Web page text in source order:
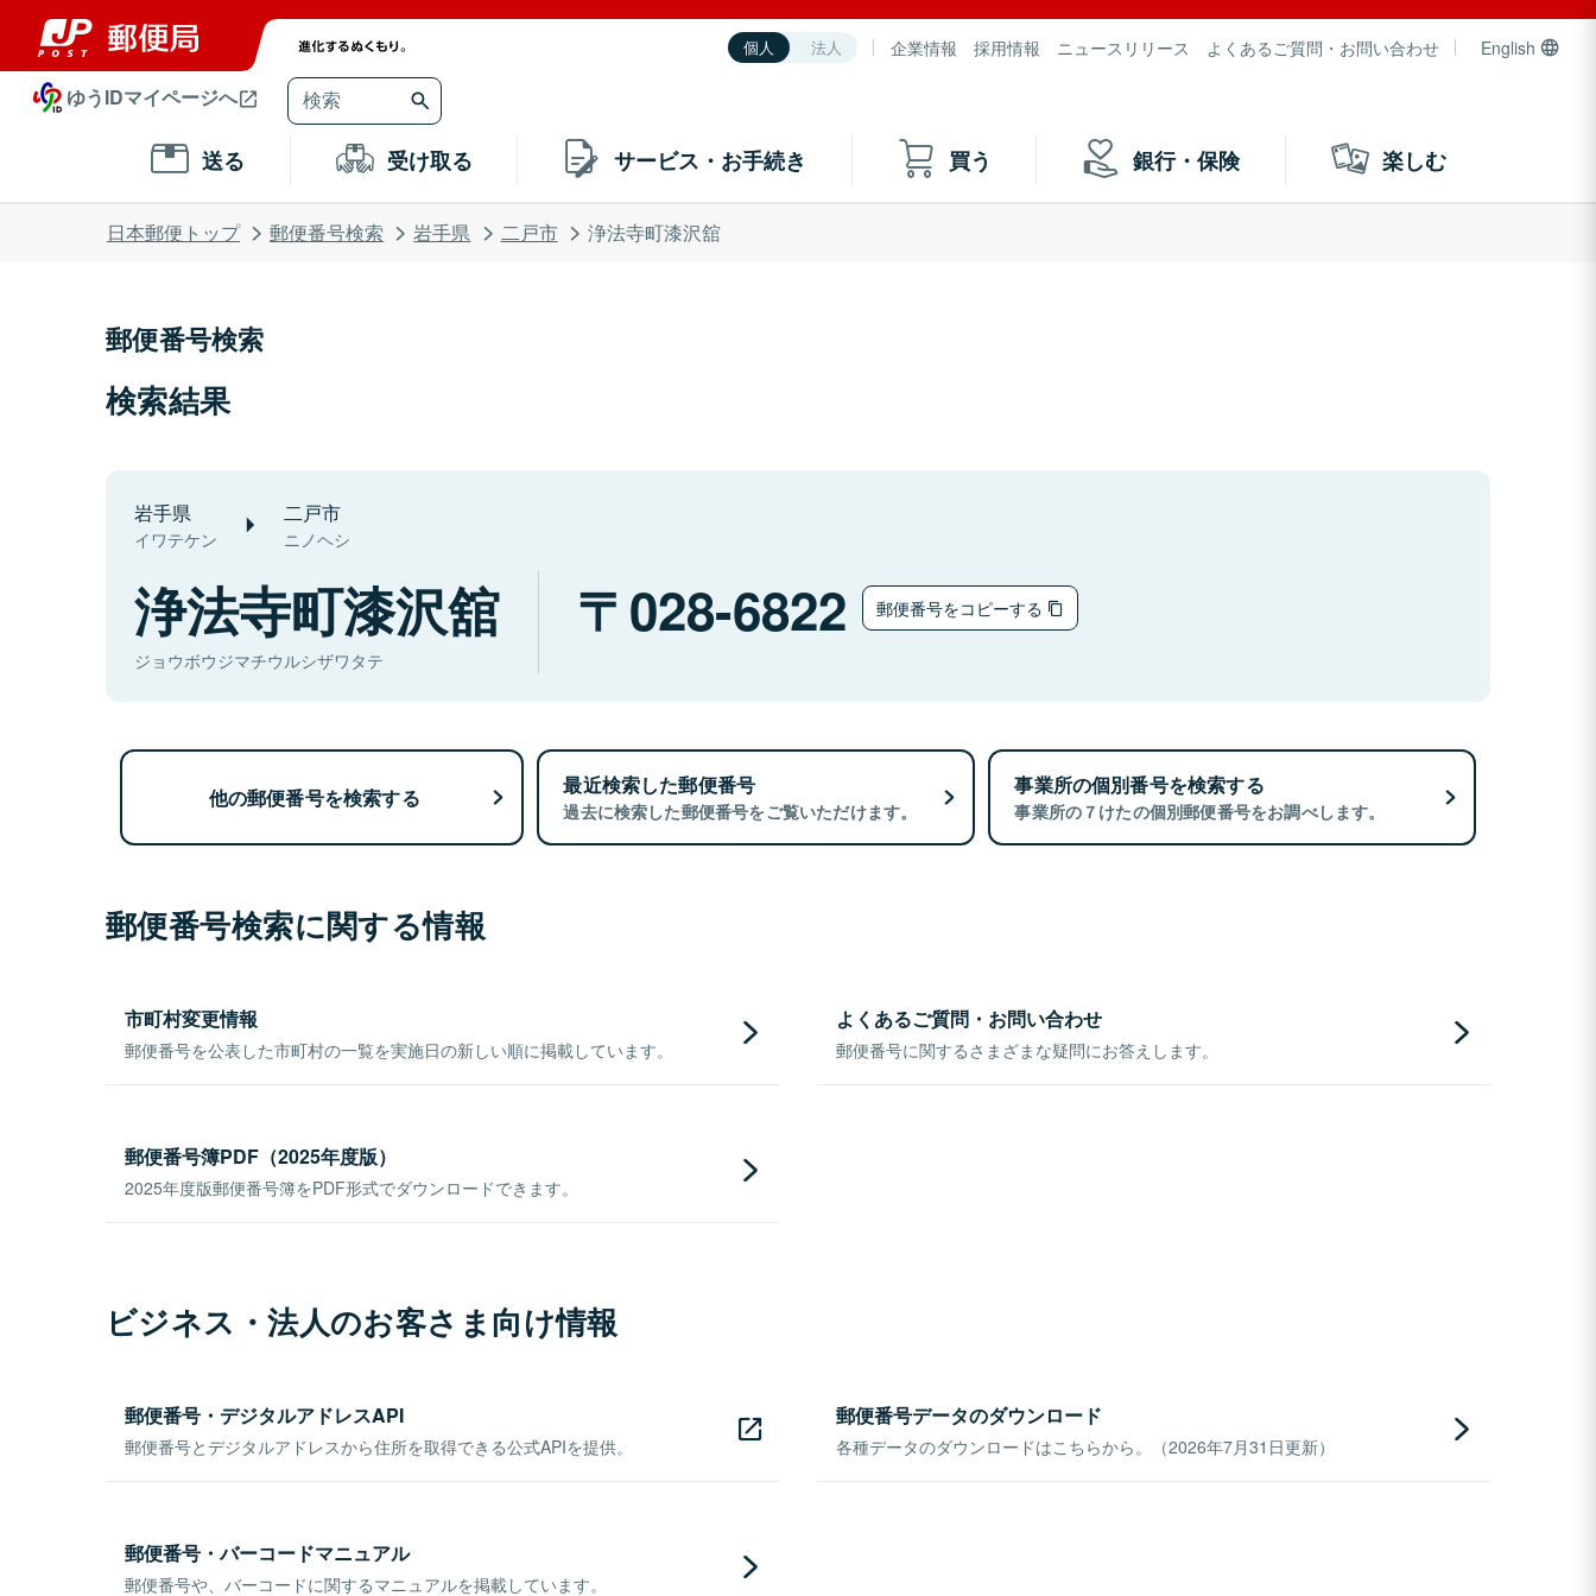
個人 法人 企業情報 採用情報 ニュースリリース よくあるご質問・お問い合わせ English
ゆうIDマイページへ
送る 受け取る サービス・お手続き 買う 銀行・保険 楽しむ
日本郵便トップ 郵便番号検索 岩手県 二戸市 浄法寺町漆沢舘
郵便番号検索
検索結果
岩手県
イワテケン
二戸市
ニノヘシ
浄法寺町漆沢舘
ジョウボウジマチウルシザワタテ
028-6822 郵便番号をコピーする
他の郵便番号を検索する 最近検索した郵便番号
過去に検索した郵便番号をご覧いただけます。
事業所の個別番号を検索する
事業所の７けたの個別郵便番号をお調べします。
郵便番号検索に関する情報
市町村変更情報
郵便番号を公表した市町村の一覧を実施日の新しい順に掲載しています。
よくあるご質問・お問い合わせ
郵便番号に関するさまざまな疑問にお答えします。
郵便番号簿PDF（2025年度版）
2025年度版郵便番号簿をPDF形式でダウンロードできます。
ビジネス・法人のお客さま向け情報
郵便番号・デジタルアドレスAPI
郵便番号とデジタルアドレスから住所を取得できる公式APIを提供。
郵便番号データのダウンロード
各種データのダウンロードはこちらから。（2026年7月31日更新）
郵便番号・バーコードマニュアル
郵便番号や、バーコードに関するマニュアルを掲載しています。